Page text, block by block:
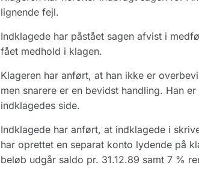
lignende fejl.
Indklagede har påstået sagen afvist i
fået medhold i klagen.
Klageren har anført, at han ikke er
men snarere er en bevidst handling. Han
indklagedes side.
Indklagede har anført, at indklagede i
har oprettet en separat konto lydende på
beløb udgår saldo pr. 31.12.89 samt 7 %